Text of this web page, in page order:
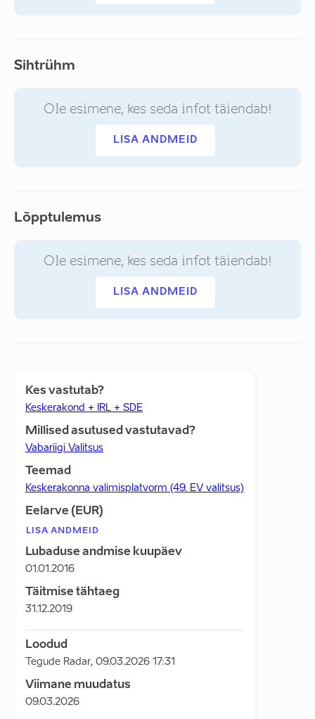
Sihtrühm
Ole esimene, kes seda infot täiendab!
LISA ANDMEID
Lõpptulemus
Ole esimene, kes seda infot täiendab!
LISA ANDMEID
Kes vastutab?
Keskerakond + IRL + SDE
Millised asutused vastutavad?
Vabariigi Valitsus
Teemad
Keskerakonna valimisplatvorm (49. EV valitsus)
Eelarve (EUR)
LISA ANDMEID
Lubaduse andmise kuupäev
01.01.2016
Täitmise tähtaeg
31.12.2019
Loodud
Tegude Radar, 09.03.2026 17:31
Viimane muudatus
09.03.2026